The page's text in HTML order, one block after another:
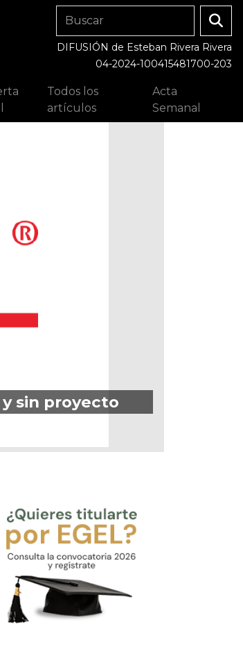
DIFUSIÓN de Esteban Rivera Rivera
04-2024-100415481700-203
Todos los
artículos
Acta
Semanal
sin proyecto